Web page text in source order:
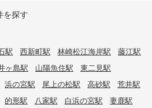
を探す
駅 西新町駅 林崎松江海岸駅
藤江駅
ヶ島駅 山陽魚住駅
東二見駅
浜の宮駅 尾上の松駅 高砂駅
荒井駅
的形駅 八家駅 白浜の宮駅
妻鹿駅